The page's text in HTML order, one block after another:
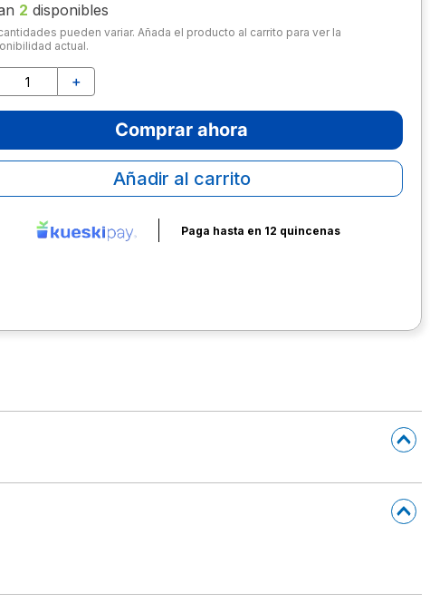
2 disponibles
pueden variar. Añada el producto al carrito para ver la
actual.
＋
Comprar ahora
Añadir al carrito
Paga hasta en 12 quincenas